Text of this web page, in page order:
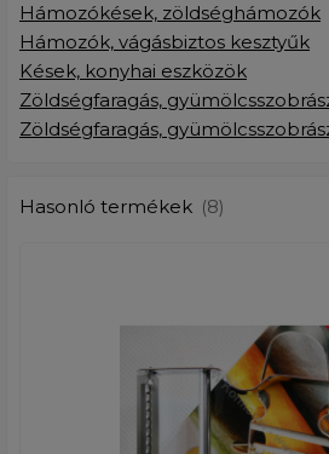
Hámozókések, zöldséghámozók
Hámozók, vágásbiztos kesztyűk
Kések, konyhai eszközök
Zöldségfaragás,
Zöldségfaragás,
Hasonló termékek (8)